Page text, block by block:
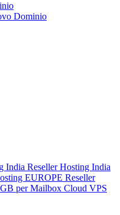
Dominio
India Reseller Hosting India
EUROPE Reseller
per Mailbox Cloud VPS